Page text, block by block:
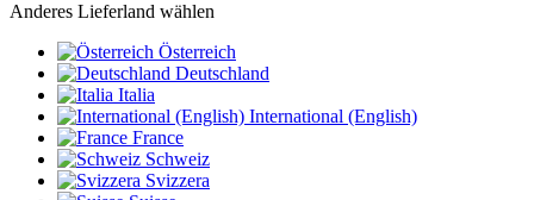
Anderes Lieferland wählen
Österreich
Deutschland
Italia
International (English)
France
Schweiz
Svizzera